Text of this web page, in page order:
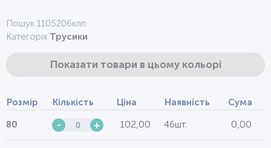
Пошук 1105206клп
Категорія Трусики
Показати товари в цьому кольорі
Розмір Кількість Ціна Наявність Сума
80 - + 102,00 46шт. 0,00